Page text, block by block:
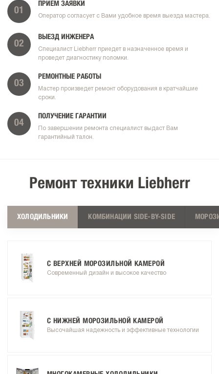
01
ПРИЕМ ЗАЯВКИ
Оператор согласует с Вами удобное время выезда мастера.
02
ВЫЕЗД ИНЖЕНЕРА
Специалист Liebherr приедет в назначенное время и
проведет диагностику поломки.
03
РЕМОНТНЫЕ РАБОТЫ
Мастер произведет ремонт оборудования в кратчайшие
сроки.
04
ПОЛУЧЕНИЕ ГАРАНТИИ
По завершении ремонта специалист выдаст Вам
гарантийный талон.
Ремонт техники Liebherr
ХОЛОДИЛЬНИКИ КОМБИНАЦИИ SIDE-BY-SIDE
С ВЕРХНЕЙ МОРОЗИЛЬНОЙ КАМЕРОЙ
Современный дизайн и высокое качество
С НИЖНЕЙ МОРОЗИЛЬНОЙ КАМЕРОЙ
Высочайшая надежность и эффективные технологии